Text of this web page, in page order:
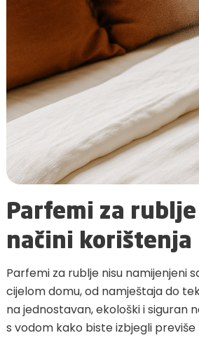
Parfemi za
načini
Parfemi za rublje nisu namijenjeni
cijelom domu, od namještaja do
na jednostavan, ekološki i siguran
s vodom kako biste izbjegli